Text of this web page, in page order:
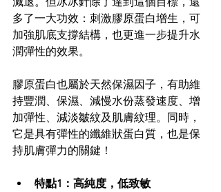
多了一大功效：刺激膠原蛋白增生，可
加強肌底支撐結構，也更進一步提升水
潤彈性的效果。
膠原蛋白也屬於天然保濕因子，有助維
持豐潤、保濕、減慢水份蒸發速度、增
加彈性、減淡皺紋及肌膚紋理。同時，
它是具有彈性的纖維狀蛋白質，也是保
持肌膚彈力的關鍵！
特點1：高純度，低致敏